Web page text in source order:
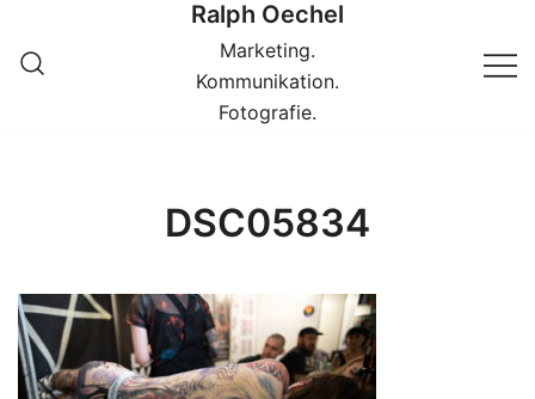
zum
Inhalt
Ralph Oechel
Marketing.
Kommunikation.
Fotografie.
DSC05834